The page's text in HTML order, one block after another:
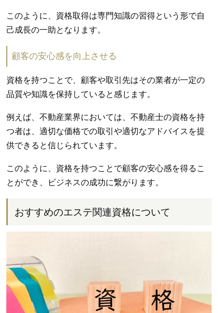
このように、資格取得は専門知識の習得という形で自
己成長の一助となります。
顧客の安心感を向上させる
資格を持つことで、顧客や取引先はその業者が一定の
品質や知識を保持していると感じます。
例えば、不動産業界においては、不動産士の資格を持
つ者は、適切な価格での取引や適切なアドバイスを提
供できると信じられています。
このように、資格を持つことで顧客の安心感を得るこ
とができ、ビジネスの成功に繋がります。
おすすめのエステ関連資格について